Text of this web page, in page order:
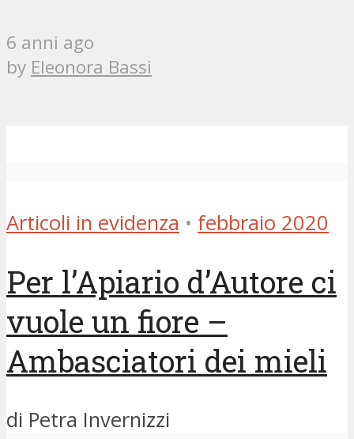
6 anni ago
by Eleonora Bassi
Articoli in evidenza • febbraio 2020
Per l’Apiario d’Autore ci
vuole un fiore –
Ambasciatori dei mieli
di Petra Invernizzi